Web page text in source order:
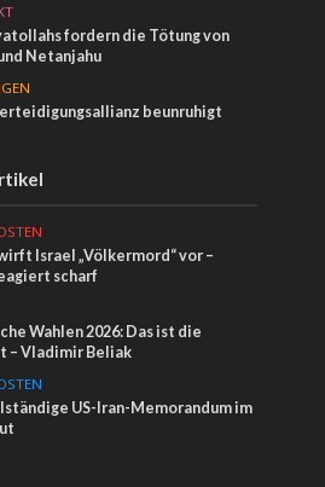
fordern die Tötung von
Netanjahu
beunruhigt
Israel „Völkermord“ vor –
scharf
Wahlen 2026: Das ist die
– Vladimir Beliak
US-Iran-Memorandum im